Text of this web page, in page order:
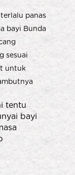
panas
bayi Bunda
sesuai
untuk
tentu
bayi